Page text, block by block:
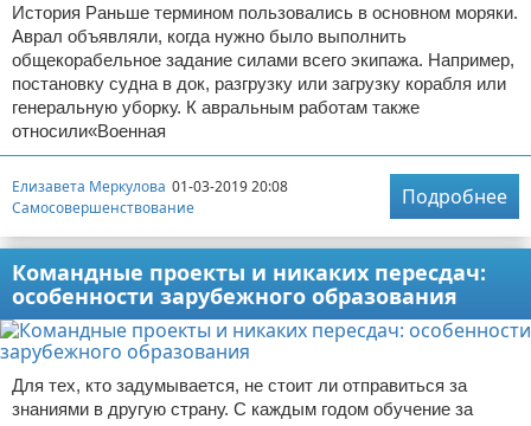
История Раньше термином пользовались в основном моряки.
Аврал объявляли, когда нужно было выполнить
общекорабельное задание силами всего экипажа. Например,
постановку судна в док, разгрузку или загрузку корабля или
генеральную уборку. К авральным работам также
относили«Военная
Елизавета Меркулова 01-03-2019 20:08
Самосовершенствование
Подробнее
Командные проекты и никаких пересдач:
особенности зарубежного образования
Для тех, кто задумывается, не стоит ли отправиться за
знаниями в другую страну. С каждым годом обучение за